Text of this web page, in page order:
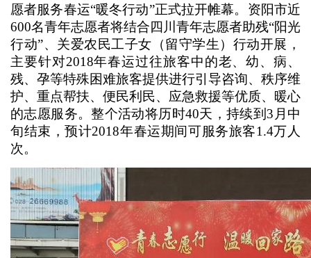
愿者服务春运“暖冬行动”正式拉开帷幕。资阳市近
600名青年志愿者将结合四川青年志愿者助残“阳光
行动”、关爱农民工子女（留守学生）行动开展，
主要针对2018年春运过往旅客中的老、幼、病、
残、孕等特殊困难旅客提供进行引导咨询、秩序维
护、重点帮扶、便民利民、应急救援等优质、暖心
的志愿服务。整个活动将历时40天，持续到3月中
旬结束，预计2018年春运期间可服务旅客1.4万人
次。